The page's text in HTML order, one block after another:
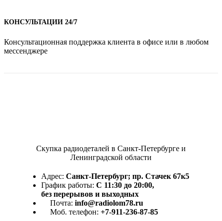
КОНСУЛЬТАЦИИ 24/7
Консультационная поддержка клиента в офисе или в любом
мессенджере
Скупка радиодеталей в Санкт-Петербурге и
Ленинградской области
Адрес: Санкт-Петербург; пр. Стачек 67к5
График работы: С 11:30 до 20:00,
без перерывов и выходных
Почта: info@radiolom78.ru
Моб. телефон: +7-911-236-87-85